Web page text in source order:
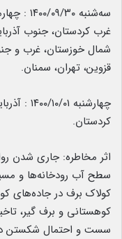
سه‌شنبه
غرب کردستان، جنوب
شمال خوزستان، غرب و
قزوین، تهران، سمنان.
کردستان.
اثر مخاطره: جاری شدن
سطح آب رودخانه‌ها و
کولاک برف در جاده‌های
کوهستانی و برف گیر،
سست و احتمال شکستن